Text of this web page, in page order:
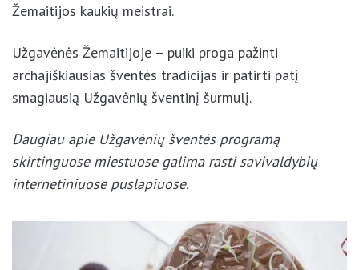
Žemaitijos kaukių meistrai.
Užgavėnės Žemaitijoje – puiki proga pažinti
archajiškiausias šventės tradicijas ir patirti patį
smagiausią Užgavėnių šventinį šurmulį.
Daugiau apie Užgavėnių šventės programą
skirtinguose miestuose galima rasti savivaldybių
internetiniuose puslapiuose.